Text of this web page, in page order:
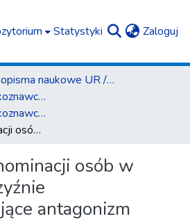
Statystyki Zaloguj
Czasopisma naukowe UR / Scientific Journals
Słowo. Studia językoznawcze
Słowo. Studia językoznawcze nr 16/2025
Mechanizmy nominacji osób w koronapolszczyźnie odzwierciedlające antagonizm postaw Polaków wobec pandemii COVID-19
osób w
antagonizm